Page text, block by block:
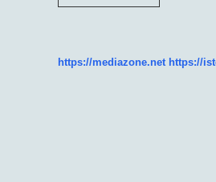
Polikliniğine
https://mediazone.net https://